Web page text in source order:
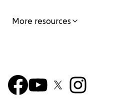
More resources